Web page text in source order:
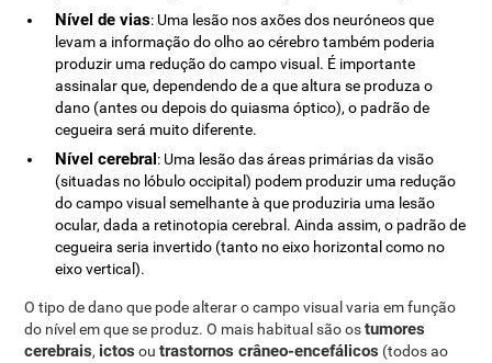
Nível de vias: Uma lesão nos axões dos neuróneos que
levam a informação do olho ao cérebro também poderia
produzir uma redução do campo visual. É importante
assinalar que, dependendo de a que altura se produza o
dano (antes ou depois do quiasma óptico), o padrão de
cegueira será muito diferente.
Nível cerebral: Uma lesão das áreas primárias da visão
(situadas no lóbulo occipital) podem produzir uma redução
do campo visual semelhante à que produziria uma lesão
ocular, dada a retinotopia cerebral. Ainda assim, o padrão de
cegueira seria invertido (tanto no eixo horizontal como no
eixo vertical).
O tipo de dano que pode alterar o campo visual varia em função
do nível em que se produz. O mais habitual são ostumores
cerebrais, ictos outrastornos crâneo-encefálicos (todos ao